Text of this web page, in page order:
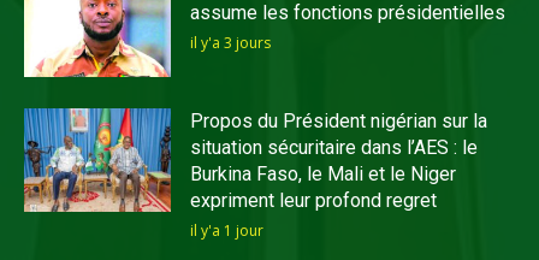
assume les fonctions présidentielles
il y'a 3 jours
Propos du Président nigérian sur la
situation sécuritaire dans l’AES : le
Burkina Faso, le Mali et le Niger
expriment leur profond regret
il y'a 1 jour